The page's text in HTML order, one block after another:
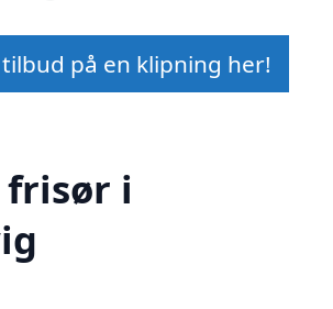
på en klipning her!
frisør i